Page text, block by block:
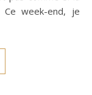
week-end, je